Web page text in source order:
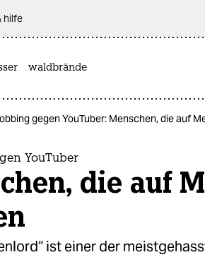
hilfe
waldbrände
gegen YouTuber: Menschen, die auf
YouTuber
die auf
ist einer der